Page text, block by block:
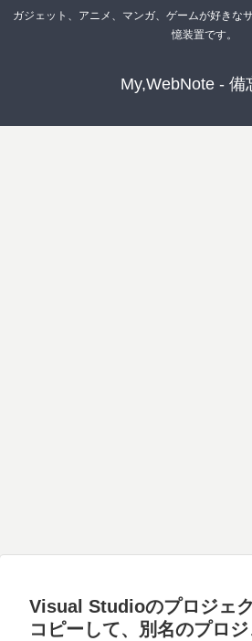
ガジェット、アニメ、マンガ、ゲームが好きな
憶装置です。
My,WebNote - 備
Visual Studioのプロジェ
コピーして、別名のプロ